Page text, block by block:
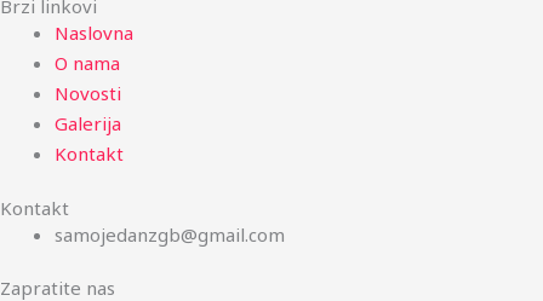
Brzi linkovi
Naslovna
O nama
Novosti
Galerija
Kontakt
Kontakt
samojedanzgb@gmail.com
Zapratite nas